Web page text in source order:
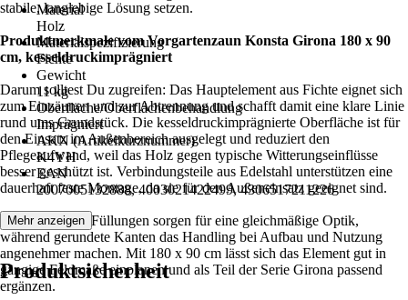
Material
Holz
Materialspezifizierung
Fichte
Gewicht
11 kg
Oberfläche/Oberflächenbehandlung
Imprägniert
AKN (Artikelkurznummer)
K4YH
EAN
2007005132888, 4003021422499, 4306517211226
stabile, langlebige Lösung setzen.
Produktmerkmale vom Vorgartenzaun Konsta Girona 180 x 90
cm, kesseldruckimprägniert
Darum solltest Du zugreifen: Das Hauptelement aus Fichte eignet sich
zum Einzäunen und zur Abtrennung und schafft damit eine klare Linie
rund ums Grundstück. Die kesseldruckimprägnierte Oberfläche ist für
den Einsatz im Außenbereich ausgelegt und reduziert den
Pflegeaufwand, weil das Holz gegen typische Witterungseinflüsse
besser geschützt ist. Verbindungsteile aus Edelstahl unterstützen eine
dauerhaft feste Montage, da sie für den Außeneinsatz geeignet sind.
Die profilierten Füllungen sorgen für eine gleichmäßige Optik,
während gerundete Kanten das Handling bei Aufbau und Nutzung
angenehmer machen. Mit 180 x 90 cm lässt sich das Element gut in
gängige Feldmaße einplanen und als Teil der Serie Girona passend
ergänzen.
Mehr anzeigen
Produktsicherheit